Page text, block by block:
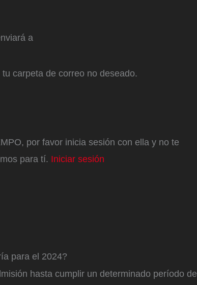
a
carpeta de correo no deseado.
por favor inicia sesión con ella y no te
para tí. Iniciar sesión
para el 2024?
hasta cumplir un determinado período de